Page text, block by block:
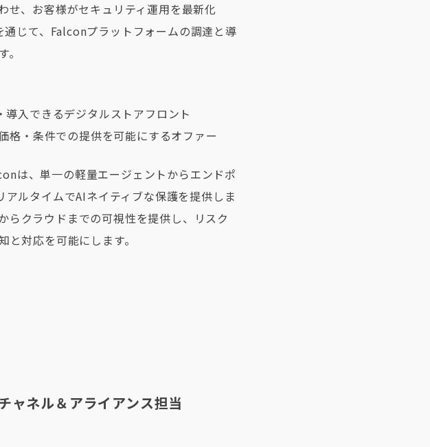
せ、お客様がセキュリティ運用を最新化
じて、Falconプラットフォームの調達と導
入できるデジタルストアフロント
・条件での提供を可能にするオファー
は、単一の軽量エージェントからエンドポ
ルタイムでAIネイティブな保護を提供しま
らクラウドまでの可視性を提供し、リスク
対応を可能にします。
ネル＆アライアンス担当